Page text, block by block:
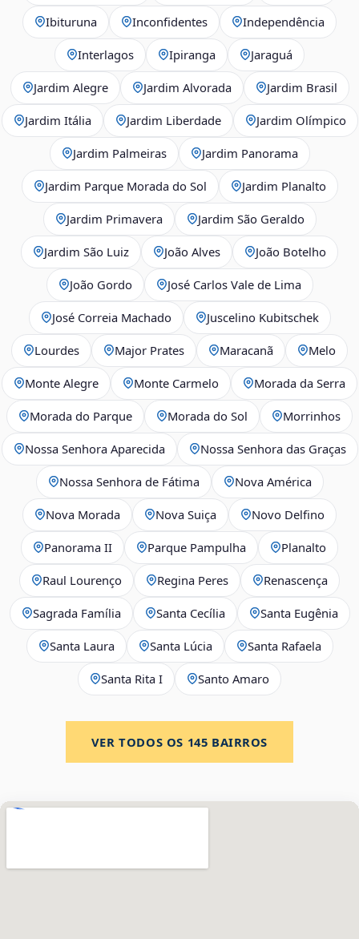
Ibituruna Inconfidentes Independência
Interlagos Ipiranga Jaraguá
Jardim Alegre Jardim Alvorada Jardim Brasil
Jardim Itália Jardim Liberdade Jardim Olímpico
Jardim Palmeiras Jardim Panorama
Jardim Parque Morada do Sol Jardim Planalto
Jardim Primavera Jardim São Geraldo
Jardim São Luiz João Alves João Botelho
João Gordo José Carlos Vale de Lima
José Correia Machado Juscelino Kubitschek
Lourdes Major Prates Maracanã Melo
Monte Alegre Monte Carmelo Morada da Serra
Morada do Parque Morada do Sol Morrinhos
Nossa Senhora Aparecida Nossa Senhora das Graças
Nossa Senhora de Fátima Nova América
Nova Morada Nova Suiça Novo Delfino
Panorama II Parque Pampulha Planalto
Raul Lourenço Regina Peres Renascença
Sagrada Família Santa Cecília Santa Eugênia
Santa Laura Santa Lúcia Santa Rafaela
Santa Rita I Santo Amaro
VER TODOS OS 145 BAIRROS